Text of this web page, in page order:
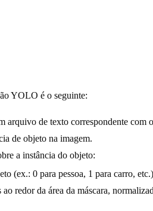
YOLO é o seguinte:
de texto correspondente com
de objeto na imagem.
a instância do objeto:
(ex.: 0 para pessoa, 1 para carro,
redor da área da máscara,